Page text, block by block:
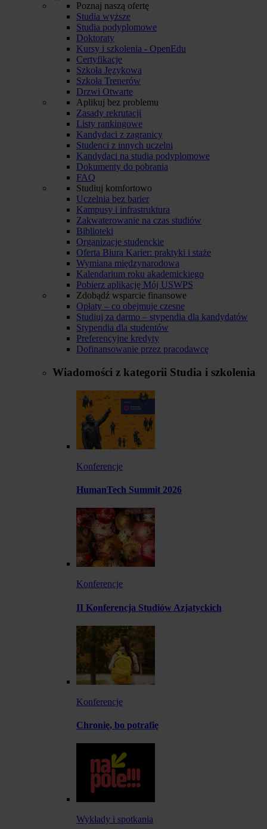
Poznaj naszą ofertę
Studia wyższe
Studia podyplomowe
Doktoraty
Kursy i szkolenia - OpenEdu
Certyfikacje
Szkoła Językowa
Szkoła Trenerów
Drzwi Otwarte
Aplikuj bez problemu
Zasady rekrutacji
Listy rankingowe
Kandydaci z zagranicy
Studenci z innych uczelni
Kandydaci na studia podyplomowe
Dokumenty do pobrania
FAQ
Studiuj komfortowo
Uczelnia bez barier
Kampusy i infrastruktura
Zakwaterowanie na czas studiów
Biblioteki
Organizacje studenckie
Oferta Biura Karier: praktyki i staże
Wymiana międzynarodowa
Kalendarium roku akademickiego
Pobierz aplikację Mój USWPS
Zdobądź wsparcie finansowe
Opłaty – co obejmuje czesne
Studiuj za darmo – stypendia dla kandydatów
Stypendia dla studentów
Preferencyjne kredyty
Dofinansowanie przez pracodawcę
Wiadomości z kategorii Studia i szkolenia
Konferencje
HumanTech Summit 2026
Konferencje
II Konferencja Studiów Azjatyckich
Konferencje
Chronię, bo potrafię
Wykłady i spotkania